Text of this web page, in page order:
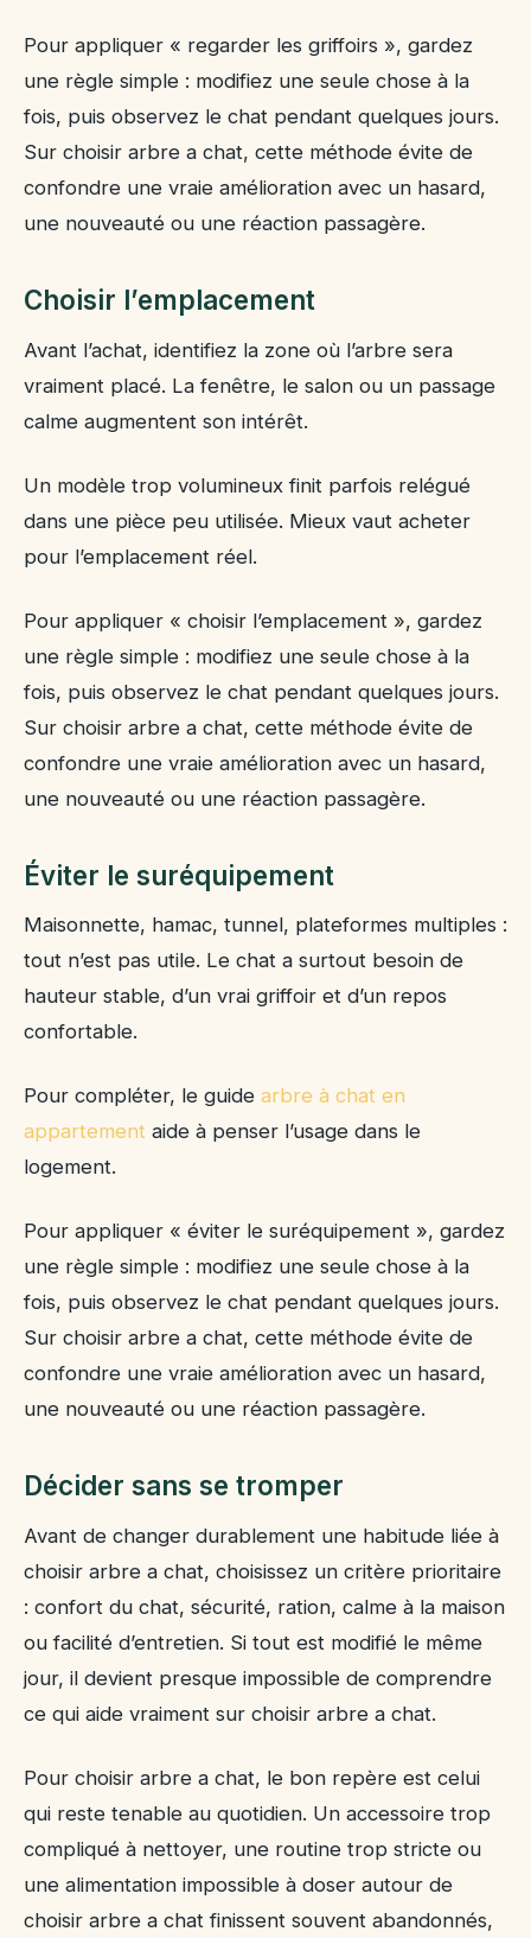
Pour appliquer « regarder les griffoirs », gardez
une règle simple : modifiez une seule chose à la
fois, puis observez le chat pendant quelques jours.
Sur choisir arbre a chat, cette méthode évite de
confondre une vraie amélioration avec un hasard,
une nouveauté ou une réaction passagère.
Choisir l’emplacement
Avant l’achat, identifiez la zone où l’arbre sera
vraiment placé. La fenêtre, le salon ou un passage
calme augmentent son intérêt.
Un modèle trop volumineux finit parfois relégué
dans une pièce peu utilisée. Mieux vaut acheter
pour l’emplacement réel.
Pour appliquer « choisir l’emplacement », gardez
une règle simple : modifiez une seule chose à la
fois, puis observez le chat pendant quelques jours.
Sur choisir arbre a chat, cette méthode évite de
confondre une vraie amélioration avec un hasard,
une nouveauté ou une réaction passagère.
Éviter le suréquipement
Maisonnette, hamac, tunnel, plateformes multiples :
tout n’est pas utile. Le chat a surtout besoin de
hauteur stable, d’un vrai griffoir et d’un repos
confortable.
Pour compléter, le guide arbre à chat en
appartement aide à penser l’usage dans le
logement.
Pour appliquer « éviter le suréquipement », gardez
une règle simple : modifiez une seule chose à la
fois, puis observez le chat pendant quelques jours.
Sur choisir arbre a chat, cette méthode évite de
confondre une vraie amélioration avec un hasard,
une nouveauté ou une réaction passagère.
Décider sans se tromper
Avant de changer durablement une habitude liée à
choisir arbre a chat, choisissez un critère prioritaire
: confort du chat, sécurité, ration, calme à la maison
ou facilité d’entretien. Si tout est modifié le même
jour, il devient presque impossible de comprendre
ce qui aide vraiment sur choisir arbre a chat.
Pour choisir arbre a chat, le bon repère est celui
qui reste tenable au quotidien. Un accessoire trop
compliqué à nettoyer, une routine trop stricte ou
une alimentation impossible à doser autour de
choisir arbre a chat finissent souvent abandonnés,